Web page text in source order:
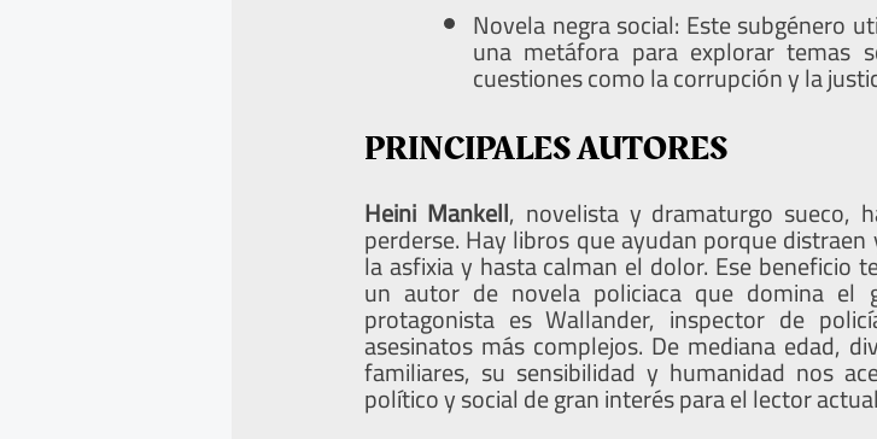
Novela negra social: Este subgénero
una metáfora para explorar temas
cuestiones como la corrupción y la
PRINCIPALES AUTORES
Heini Mankell, novelista y dramaturgo sueco,
perderse. Hay libros que ayudan porque
la asfixia y hasta calman el dolor. Ese beneficio
un autor de novela policiaca que domina el
protagonista es Wallander, inspector de
asesinatos más complejos. De mediana edad,
familiares, su sensibilidad y humanidad nos
político y social de gran interés para el lector